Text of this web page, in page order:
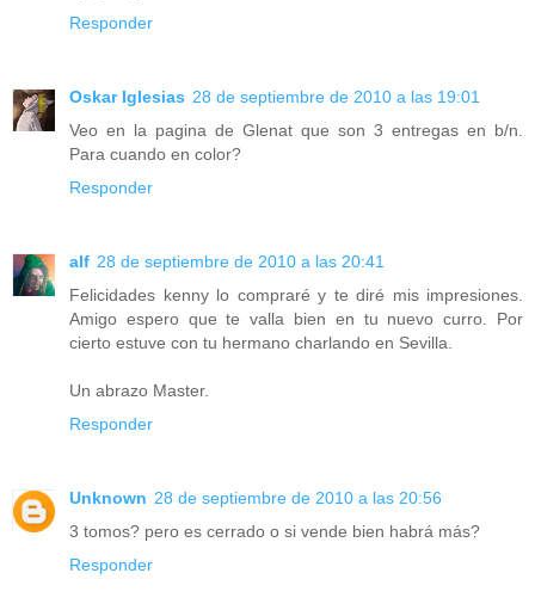
Responder
Oskar Iglesias 28 de septiembre de 2010 a las 19:01
Veo en la pagina de Glenat que son 3 entregas en b/n.
Para cuando en color?
Responder
alf 28 de septiembre de 2010 a las 20:41
Felicidades kenny lo compraré y te diré mis impresiones.
Amigo espero que te valla bien en tu nuevo curro. Por
cierto estuve con tu hermano charlando en Sevilla.
Un abrazo Master.
Responder
Unknown 28 de septiembre de 2010 a las 20:56
3 tomos? pero es cerrado o si vende bien habrá más?
Responder